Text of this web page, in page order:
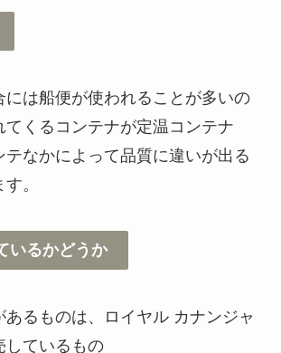
には船便が使われることが多いの
てくるコンテナが定温コンテナ
テなかによって品質に違いが出る
。
いるかどうか
あるものは、ロイヤル カナンジャ
しているもの